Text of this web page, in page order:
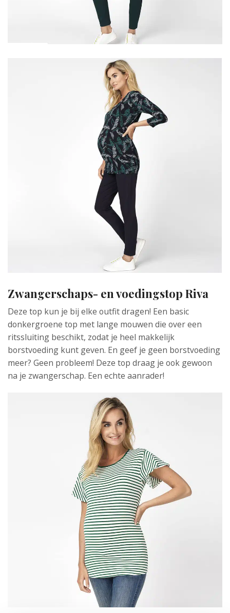
Zwangerschaps- en voedingstop Riva
Deze top kun je bij elke outfit dragen! Een basic
donkergroene top met lange mouwen die over een
ritssluiting beschikt, zodat je heel makkelijk
borstvoeding kunt geven. En geef je geen borstvoeding
meer? Geen probleem! Deze top draag je ook gewoon
na je zwangerschap. Een echte aanrader!